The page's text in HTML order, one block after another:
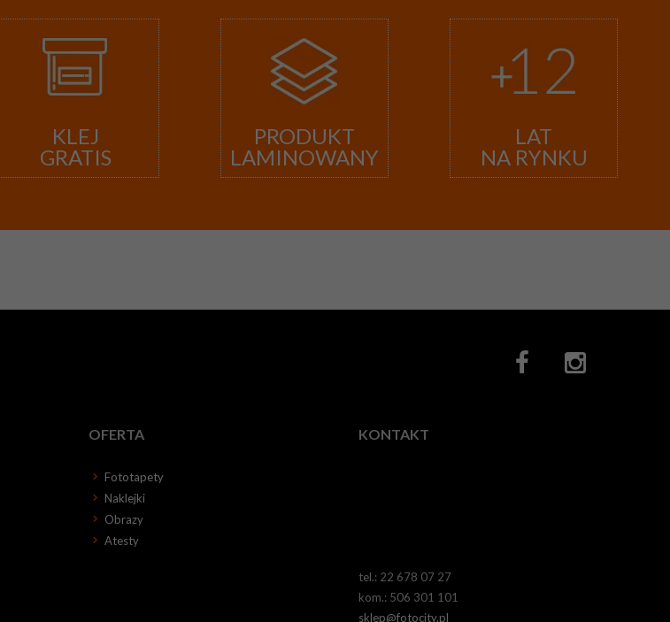
KLEJ
GRATIS
PRODUKT
LAMINOWANY
LAT
NA RYNKU
OFERTA
Fototapety
Naklejki
Obrazy
Atesty
KONTAKT
tel.: 22 678 07 27
kom.: 506 301 101
sklep@fotocity.pl